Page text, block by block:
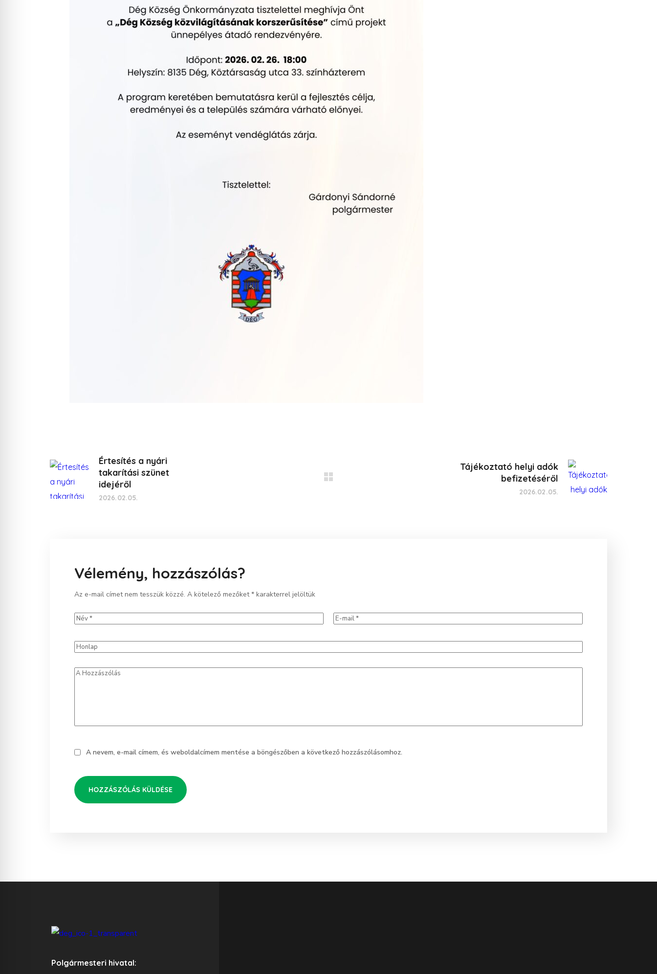
Értesítés a nyári
takarítási szünet
idejéről
2026.02.05.
Tájékoztató helyi adók
befizetéséről
2026.02.05.
Vélemény, hozzászólás?
Az e-mail címet nem tesszük közzé. A kötelező mezőket* karakterrel jelöltük
A nevem, e-mail címem, és weboldalcímem mentése a böngészőben a következő hozzászólásomhoz.
Polgármesteri hivatal: